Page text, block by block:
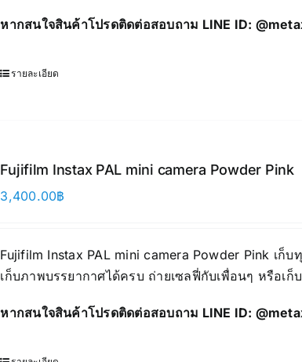
หากสนใจสินค้าโปรดติดต่อสอบถาม LINE ID:
รายละเอียด
Fujifilm Instax PAL mini camera Powder Pink
3,400.00฿
Fujifilm Instax PAL mini camera Powder Pink เก็
เก็บภาพบรรยากาศได้ครบ ถ่ายเซลฟี่กับเพื่อนๆ หรือเ
หากสนใจสินค้าโปรดติดต่อสอบถาม LINE ID: